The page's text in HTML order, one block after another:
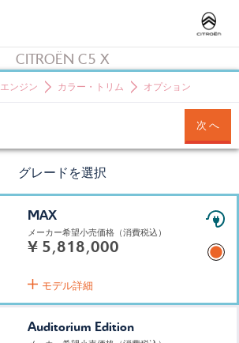
CITROËN C5 X
エンジン カラー・トリム オプション
次 へ
グレードを選択
MAX
メーカー希望小売価格（消費税込）
¥ 5,818,000
モデル詳細
Auditorium Edition